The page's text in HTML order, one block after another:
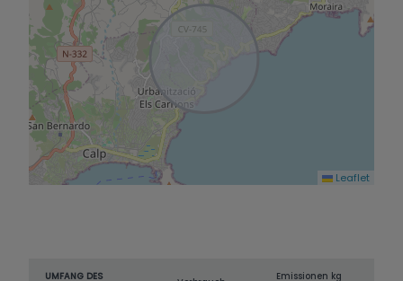
erwerben, die nur wenige Gehminuten vom
Strand und nicht weit von Moraira und Calpe
entfernt liegt!
Leaflet
UMFANG DES
Emissionen kg